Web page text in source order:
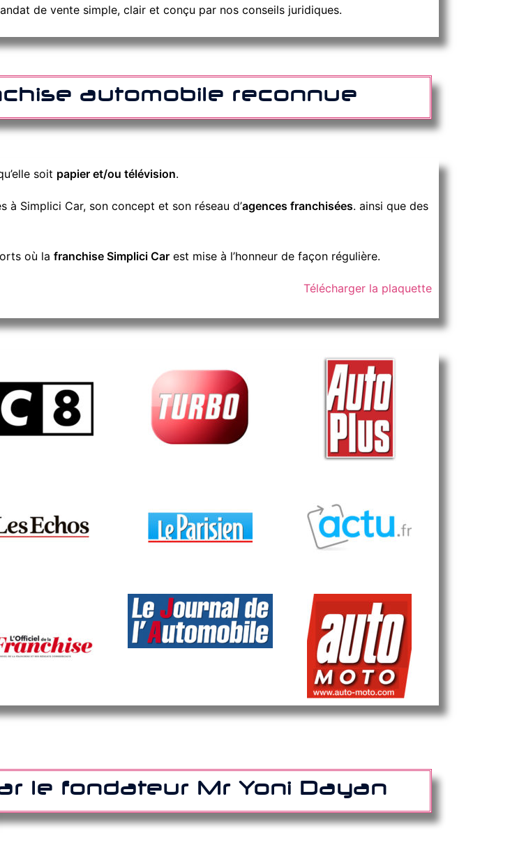
de vente simple, clair et conçu par nos conseils juridiques.
automobile reconnue
soit papier et/ou télévision.
à Simplici Car, son concept et son réseau d’agences franchisées. ainsi que des
où la franchise Simplici Car est mise à l’honneur de façon régulière.
Télécharger la plaquette
le fondateur Mr Yoni Dayan